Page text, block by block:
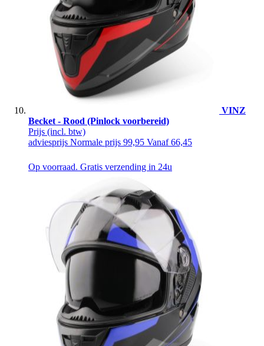
VINZ
Becket - Rood (Pinlock voorbereid)
Prijs (incl. btw)
adviesprijs Normale prijs 99,95 Vanaf 66,45
Op voorraad. Gratis verzending in 24u